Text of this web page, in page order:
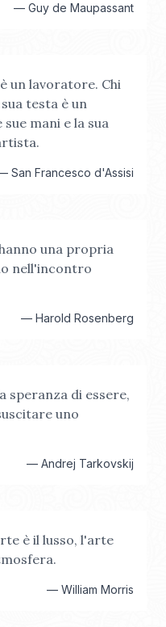
— Guy de Maupassant
un lavoratore. Chi
testa è un
mani e la sua
San Francesco d'Assisi
una propria
nell'incontro
— Harold Rosenberg
speranza di essere,
uno
— Andrej Tarkovskij
è il lusso, l'arte
— William Morris